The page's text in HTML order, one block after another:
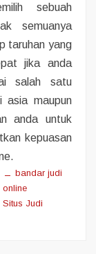
sebuah
semuanya
taruhan yang
jika anda
salah satu
asia maupun
anda untuk
kepuasan
bandar judi
online
Situs Judi